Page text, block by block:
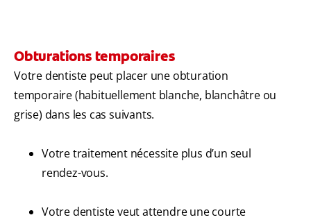
Obturations temporaires
Votre dentiste peut placer une obturation
temporaire (habituellement blanche, blanchâtre ou
grise) dans les cas suivants.
Votre traitement nécessite plus d’un seul
rendez-vous.
Votre dentiste veut attendre une courte